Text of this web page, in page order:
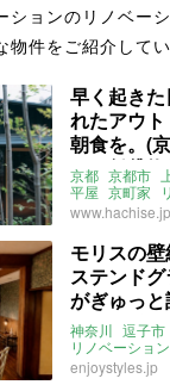
ションのリノベー
件をご紹介してい
早く起き
れたアウ
朝食を。(
㎡の賃貸物
京都 京都市
平屋 京町家
ウッドデッキ
賃貸
www.hachise.jp
モリスの壁
ステンド
がぎゅっ
戸建て (神
㎡の売買
神奈川 逗子市
リノベーション
ウィリアム・モ
駐車場
4SLDK
enjoystyles.jp